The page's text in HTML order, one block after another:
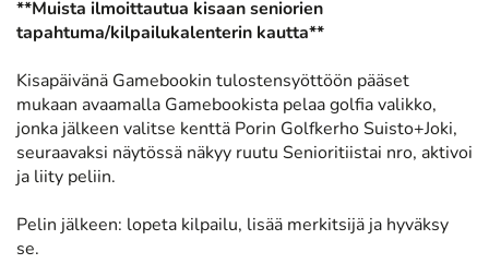
**Muista ilmoittautua kisaan seniorien
tapahtuma/kilpailukalenterin kautta**
Kisapäivänä Gamebookin tulostensyöttöön pääset
mukaan avaamalla Gamebookista pelaa golfia valikko,
jonka jälkeen valitse kenttä Porin Golfkerho Suisto+Joki,
seuraavaksi näytössä näkyy ruutu Senioritiistai nro, aktivoi
ja liity peliin.
Pelin jälkeen: lopeta kilpailu, lisää merkitsijä ja hyväksy
se.